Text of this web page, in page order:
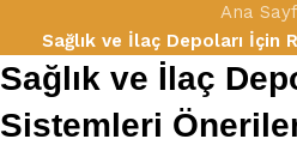
Ana
Sağlık ve İlaç Depoları İçin
Sağlık ve İlaç
Sistemleri